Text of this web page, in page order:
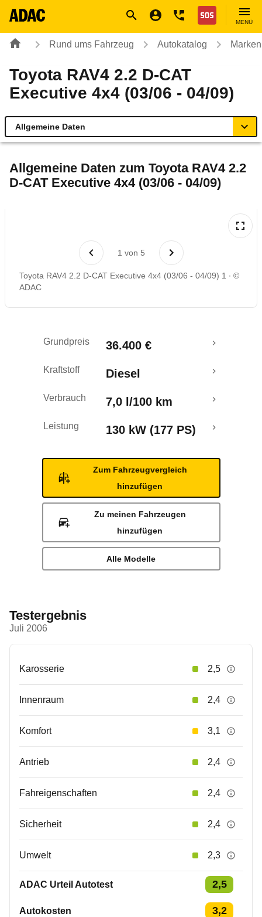
Nothilfe
MENÜ
Rund ums Fahrzeug Autokatalog
Toyota RAV4 2.2 D-CAT
Executive 4x4 (03/06 - 04/09)
Allgemeine Daten
Technische Daten
Laufende Kosten
Rückrufe & Mängel
Allgemeine Daten zum Toyota RAV4 2.2
D-CAT Executive 4x4 (03/06 - 04/09)
1 von 5
Toyota RAV4 2.2 D-CAT Executive 4x4 (03/06 - 04/09) 1
©
ADAC
Grundpreis 36.400 €
Kraftstoff Diesel
Verbrauch 7,0 l/100 km
Leistung 130 kW (177 PS)
Zum Fahrzeugvergleich
hinzufügen
Zu meinen Fahrzeugen
hinzufügen
Alle Modelle
Testergebnis
Juli 2006
Karosserie 2,5
Innenraum 2,4
Komfort 3,1
Antrieb 2,4
Fahreigenschaften 2,4
Sicherheit 2,4
Umwelt 2,3
ADAC Urteil Autotest 2,5
Autokosten 3,2